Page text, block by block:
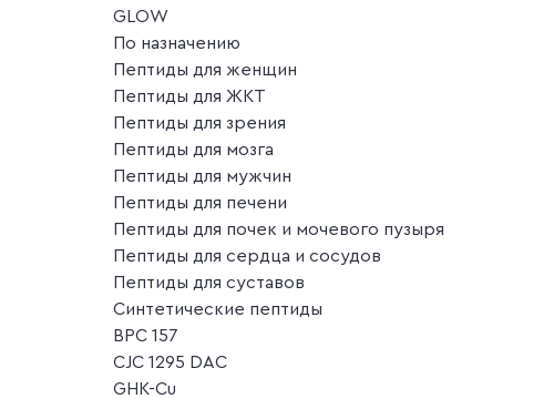
GLOW
По назначению
Пептиды для женщин
Пептиды для ЖКТ
Пептиды для зрения
Пептиды для мозга
Пептиды для мужчин
Пептиды для печени
Пептиды для почек и мочевого пузыря
Пептиды для сердца и сосудов
Пептиды для суставов
Синтетические пептиды
BPC 157
CJC 1295 DAC
GHK-Cu